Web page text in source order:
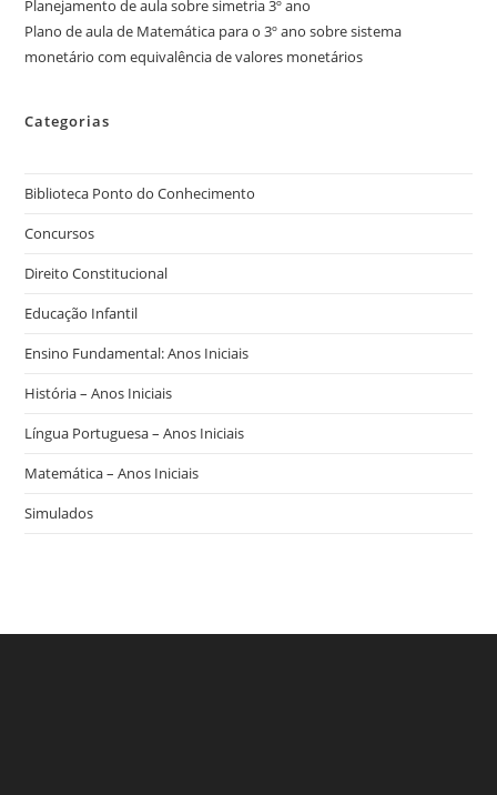
Planejamento de aula sobre simetria 3º ano
Plano de aula de Matemática para o 3º ano sobre sistema
monetário com equivalência de valores monetários
Categorias
Biblioteca Ponto do Conhecimento
Concursos
Direito Constitucional
Educação Infantil
Ensino Fundamental: Anos Iniciais
História – Anos Iniciais
Língua Portuguesa – Anos Iniciais
Matemática – Anos Iniciais
Simulados